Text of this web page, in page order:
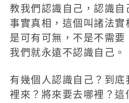
教我們認識自己，認識自
事實真相，這個叫諸法實
是可有可無，不是不需要
我們就永遠不認識自己。
有幾個人認識自己？到底
裡來？將來要去哪裡？這